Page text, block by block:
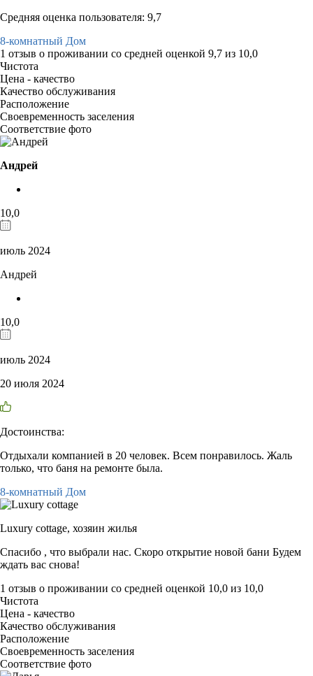
Средняя оценка пользователя: 9,7
8-комнатный Дом
1 отзыв о проживании со средней оценкой 9,7 из 10,0
Чистота
Цена - качество
Качество обслуживания
Расположение
Своевременность заселения
Соответствие фото
Андрей
10,0
июль 2024
Андрей
10,0
июль 2024
20 июля 2024
Достоинства:
Отдыхали компанией в 20 человек. Всем понравилось. Жаль
только, что баня на ремонте была.
8-комнатный Дом
Luxury cottage, хозяин жилья
Спасибо , что выбрали нас. Скоро открытие новой бани Будем
ждать вас снова!
1 отзыв о проживании со средней оценкой 10,0 из 10,0
Чистота
Цена - качество
Качество обслуживания
Расположение
Своевременность заселения
Соответствие фото